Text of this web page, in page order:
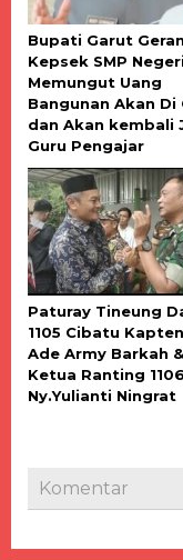
Bupati Garut
Kepsek SMP
Memungut Uang
Bangunan Akan Di
dan Akan kembali
Guru Pengajar
Paturay Tineung
1105 Cibatu
Ade Army Barkah
Ketua Ranting 1106
Ny.Yulianti Ningrat
Komentar